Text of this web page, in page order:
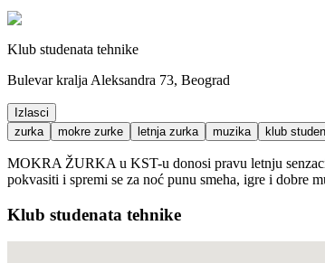
Klub studenata tehnike
Bulevar kralja Aleksandra 73, Beograd
Izlasci
zurka
mokre zurke letnja zurka muzika klub
MOKRA ŽURKA u KST-u donosi pravu letnju
pokvasiti i spremi se za noć punu smeha, igre i dobre
Klub studenata tehnike